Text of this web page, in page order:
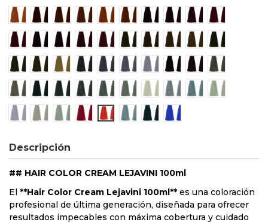
8/43 Rubio claro cobre dorado
5/4 Castaño claro cobre
6/4 Rubio oscuro cobre
7/4 Rubio cobre
8/4 Rubio claro cobre
7/44 Rubio cobre intenso
4/6 Castaño rojizo
5/6 Castaño claro
6/6 Rubio7/6 Rubio
7/66 Rubio rojizo intenso
4/5 Castaño caoba
5/5 Castaño claro caoba
6/5 Rubio oscuro caoba
7/5 Rubio caoba
4/7 Castaño marrón
5/7 castaño claro marrón
6/7 Rubio oscuro
7/7 Rubio
5/71
6/71 rubio oscuro marrón ceniza
7/71 rubio marrón ceniza
9/71 rubio clarísimo marrón ceniza
6/2 Rubio oscuro viola
7/2 Rubio viola
8/2 Rubio claro viola
9/2 Rubio clarísimo viola
4/22 Castaño viola
6/22 Rubio
8/27 Rubio
10/27 Rubio platino viola beige
5/1 Castaño claro ceniza
6/1 Rubio oscuro ceniza
7/1 Rubio ceniza
8/1 Rubio claro ceniza
9/1 Rubio clarísimo ceniza
12/00 Rubio ultra clarísimo
12/72 Rubio ultra
10/9 Gris perla
10/1 Rubio
10/2 Rubio superaclarante beige
10/6 Rubio superaclarante rosado
11/1 rubio ultra claro superaclarante ceniza
Rojo NaranjaGris Azul / Verde
Azul / Viola
Descripción
## HAIR COLOR CREAM LEJAVINI 100ml
El **Hair Color Cream Lejavini 100ml** es una coloración
profesional de última generación, diseñada para ofrecer
resultados impecables con máxima cobertura y cuidado